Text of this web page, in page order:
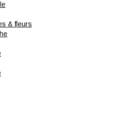
& fleurs